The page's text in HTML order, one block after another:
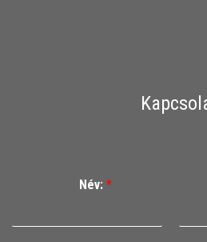
Név: *